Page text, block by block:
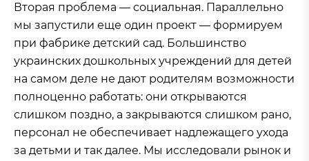
Вторая проблема — социальная. Параллельно
мы запустили еще один проект — формируем
при фабрике детский сад. Большинство
украинских дошкольных учреждений для детей
на самом деле не дают родителям возможности
полноценно работать: они открываются
слишком поздно, а закрываются слишком рано,
персонал не обеспечивает надлежащего ухода
за детьми и так далее. Мы исследовали рынок и